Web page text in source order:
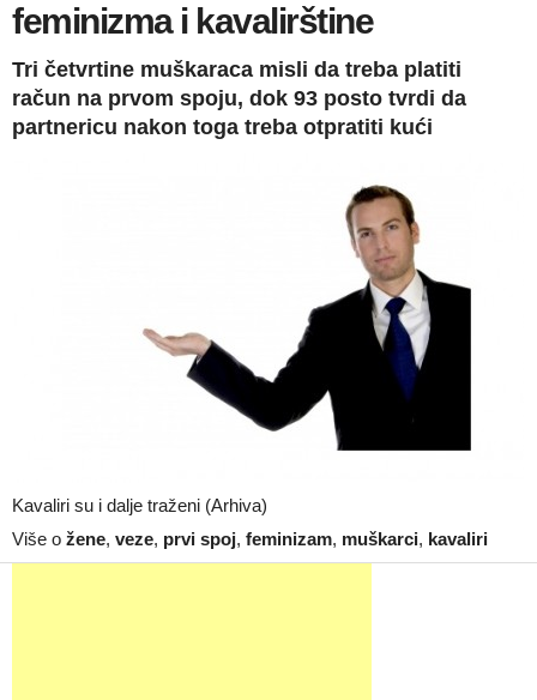
feminizma i kavalirštine
Tri četvrtine muškaraca misli da treba platiti
račun na prvom spoju, dok 93 posto tvrdi da
partnericu nakon toga treba otpratiti kući
Kavaliri su i dalje traženi (Arhiva)
Više o žene, veze, prvi spoj, feminizam, muškarci, kavaliri